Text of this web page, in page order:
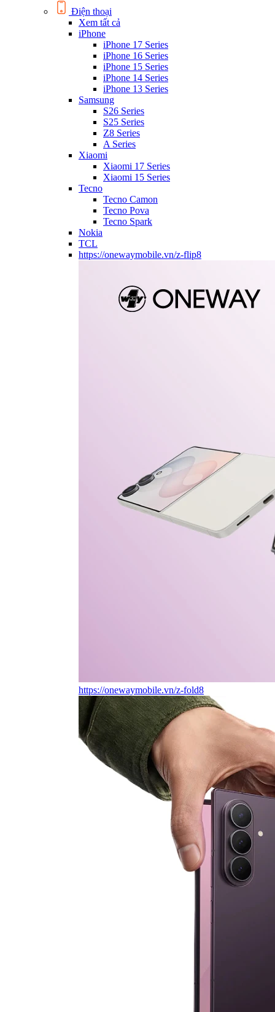
Điện thoại
Xem tất cả
iPhone
iPhone 17 Series
iPhone 16 Series
iPhone 15 Series
iPhone 14 Series
iPhone 13 Series
Samsung
S26 Series
S25 Series
Z8 Series
A Series
Xiaomi
Xiaomi 17 Series
Xiaomi 15 Series
Tecno
Tecno Camon
Tecno Pova
Tecno Spark
Nokia
TCL
https://onewaymobile.vn/z-flip8
https://onewaymobile.vn/z-fold8